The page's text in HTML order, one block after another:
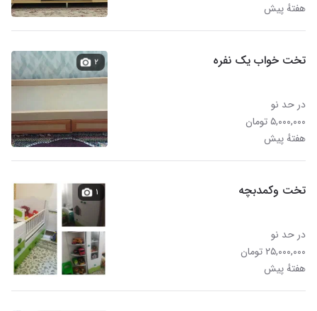
هفتهٔ پیش
تخت خواب یک نفره
در حد نو
۵,۰۰۰,۰۰۰ تومان
هفتهٔ پیش
۲
تخت وکمدبچه
در حد نو
۲۵,۰۰۰,۰۰۰ تومان
هفتهٔ پیش
۱